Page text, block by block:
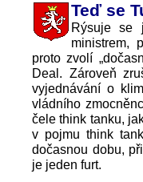
Teď se
Rýsuje se
ministrem,
proto zvolí
Deal. Zároveň
vyjednávání o
vládního
čele think tanku,
v pojmu think
dočasnou dobu,
je jeden furt.